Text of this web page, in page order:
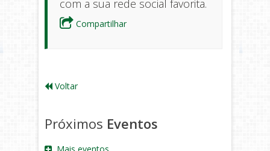
com a sua rede social favorita.
Compartilhar
Voltar
Próximos Eventos